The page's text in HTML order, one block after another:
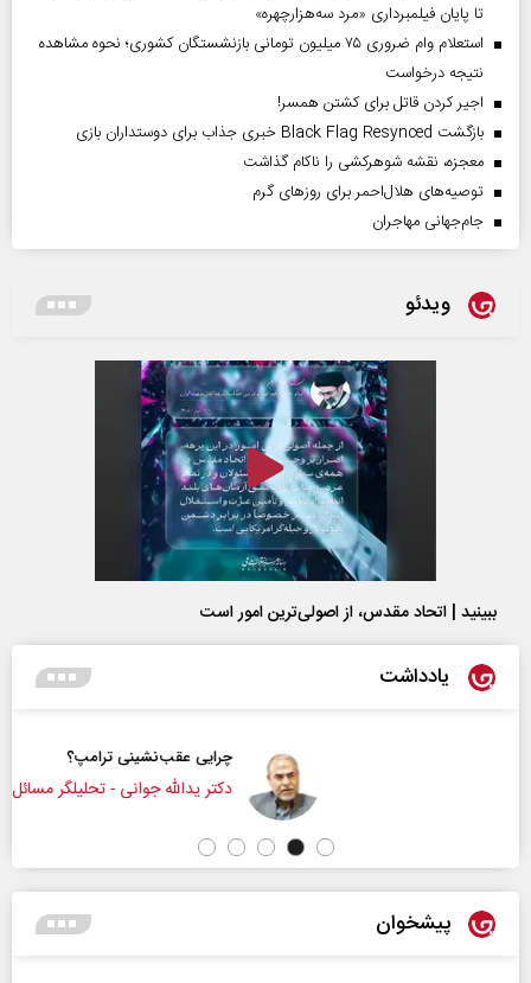
تا پایان فیلمبرداری «مرد سه‌هزارچهره»
استعلام وام ضروری ۷۵ میلیون تومانی بازنشستگان کشوری؛ نحوه مشاهده
نتیجه درخواست
اجیر کردن قاتل برای کشتن همسر!
بازگشت Black Flag Resynced خبری جذاب برای دوستداران بازی
معجزه، نقشه شوهرکشی را ناکام گذاشت
توصیه‌های هلال‌احمر برای روز‌های گرم
جام‌جهانی مهاجران
ویدئو
ببینید | اتحاد مقدس، از اصولی‌ترین امور است
یادداشت
چرایی عقب‌نشینی ترامپ؟
دکتر یدالله جوانی - تحلیلگر مسائل سیاسی
پیشخوان